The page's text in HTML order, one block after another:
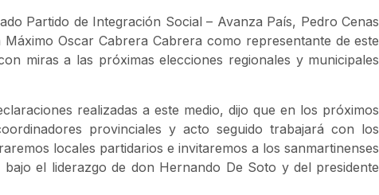
Partido de Integración Social – Avanza País, Pedro Cenas
Oscar Cabrera Cabrera como representante de este
miras a las próximas elecciones regionales y municipales
realizadas a este medio, dijo que en los próximos
provinciales y acto seguido trabajará con los
locales partidarios e invitaremos a los sanmartinenses
el liderazgo de don Hernando De Soto y del presidente